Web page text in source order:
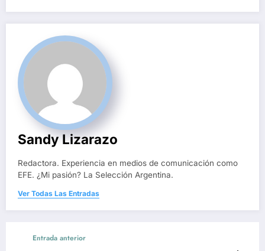
Sandy Lizarazo
Redactora. Experiencia en medios de comunicación como
EFE. ¿Mi pasión? La Selección Argentina.
Ver Todas Las Entradas
Entrada anterior